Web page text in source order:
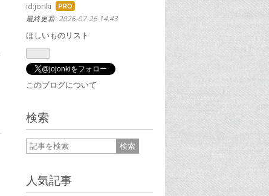
id:jonki はて
なブ
ログ
Pro
最終更新: 2026-07-26 14:43
ほしいものリスト
@jojonkiをフォロー
このブログについて
検索
人気記事